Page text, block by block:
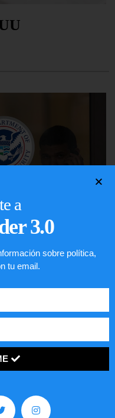
en
a
3.0
sobre política,
tu email.